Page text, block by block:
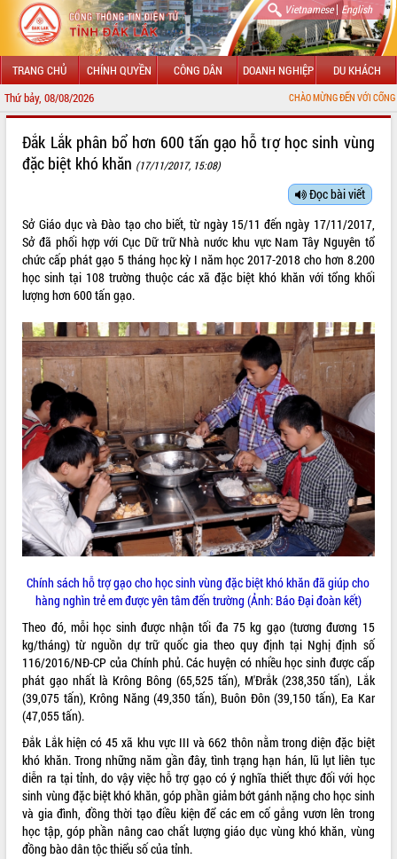
Vietnamese| English
TRANG CHỦ CHÍNH QUYỀN CÔNG DÂN DOANH NGHIỆP DU KHÁCH
Thứ bảy, 08/08/2026 CHÀO MỪNG ĐẾN VỚI CỔNG THÔNG TIN
GIỚI THIỆU
LÃNH ĐẠO UBND TỈNH
SỞ, BAN, NGÀNH
UBND CÁC XÃ, PHƯỜNG
HỆ THỐNG VĂN BẢN
VĂN BẢN HĐND TỈNH
ĐIỂM TIN VĂN BẢN
QUY HOẠCH - KẾ HOẠCH
VIDEO
Đắk Lắk phân bổ hơn 600 tấn gạo hỗ trợ học sinh vùng
đặc biệt khó khăn (17/11/2017, 15:08)
Đọc bài viết
Sở Giáo dục và Đào tạo cho biết, từ ngày 15/11 đến ngày 17/11/2017,
Sở đã phối hợp với Cục Dữ trữ Nhà nước khu vực Nam Tây Nguyên tổ
chức cấp phát gạo 5 tháng học kỳ I năm học 2017-2018 cho hơn 8.200
học sinh tại 108 trường thuộc các xã đặc biệt khó khăn với tổng khối
lượng hơn 600 tấn gạo.
Chính sách hỗ trợ gạo cho học sinh vùng đặc biệt khó khăn đã giúp cho
hàng nghìn trẻ em được yên tâm đến trường (Ảnh: Báo Đại đoàn kết)
Theo đó, mỗi học sinh được nhận tối đa 75 kg gạo (tương đương 15
kg/tháng) từ nguồn dự trữ quốc gia theo quy định tại Nghị định số
116/2016/NĐ-CP của Chính phủ. Các huyện có nhiều học sinh được cấp
phát gạo nhất là Krông Bông (65,525 tấn), M'Đrắk (238,350 tấn), Lắk
(39,075 tấn), Krông Năng (49,350 tấn), Buôn Đôn (39,150 tấn), Ea Kar
(47,055 tấn).
Đắk Lắk hiện có 45 xã khu vực III và 662 thôn nằm trong diện đặc biệt
khó khăn. Trong những năm gần đây, tình trạng hạn hán, lũ lụt liên tục
diễn ra tại tỉnh, do vậy việc hỗ trợ gạo có ý nghĩa thiết thực đối với học
sinh vùng đặc biệt khó khăn, góp phần giảm bớt gánh nặng cho học sinh
và gia đình, đồng thời tạo điều kiện để các em cố gắng vươn lên trong
học tập, góp phần nâng cao chất lượng giáo dục vùng khó khăn, vùng
đồng bào dân tộc thiểu số của tỉnh.